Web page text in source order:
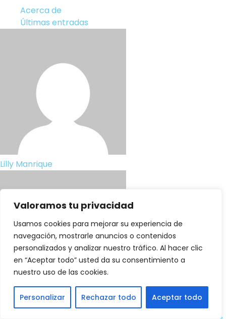
Valoramos tu privacidad
Usamos cookies para mejorar su experiencia de
navegación, mostrarle anuncios o contenidos
personalizados y analizar nuestro tráfico. Al hacer clic
en “Aceptar todo” usted da su consentimiento a
nuestro uso de las cookies.
Personalizar Rechazar todo Aceptar todo
Acerca de
Últimas entradas
Lilly Manrique
Últimas entradas de Lilly Manrique(ver todo)